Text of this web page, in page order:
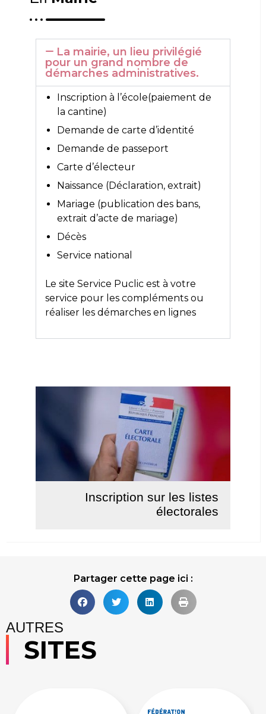
La mairie, un lieu privilégié
pour un grand nombre de
démarches administratives.
Inscription à l’école(paiement de
la cantine)
Demande de carte d’identité
Demande de passeport
Carte d’électeur
Naissance (Déclaration, extrait)
Mariage (publication des bans,
extrait d’acte de mariage)
Décès
Service national
Le site Service Puclic est à votre
service pour les compléments ou
réaliser les démarches en lignes
Inscription sur les listes
électorales
Partager cette page ici :
AUTRES
SITES